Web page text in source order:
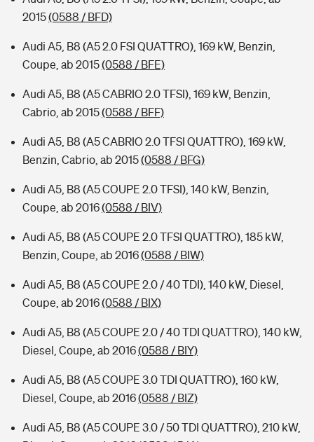
2015(0588 / BFD)
Audi A5, B8 (A5 2.0 FSI QUATTRO), 169 kW, Benzin,
Coupe, ab 2015(0588 / BFE)
Audi A5, B8 (A5 CABRIO 2.0 TFSI), 169 kW, Benzin,
Cabrio, ab 2015(0588 / BFF)
Audi A5, B8 (A5 CABRIO 2.0 TFSI QUATTRO), 169 kW,
Benzin, Cabrio, ab 2015(0588 / BFG)
Audi A5, B8 (A5 COUPE 2.0 TFSI), 140 kW, Benzin,
Coupe, ab 2016(0588 / BIV)
Audi A5, B8 (A5 COUPE 2.0 TFSI QUATTRO), 185 kW,
Benzin, Coupe, ab 2016(0588 / BIW)
Audi A5, B8 (A5 COUPE 2.0 / 40 TDI), 140 kW, Diesel,
Coupe, ab 2016(0588 / BIX)
Audi A5, B8 (A5 COUPE 2.0 / 40 TDI QUATTRO), 140 kW,
Diesel, Coupe, ab 2016(0588 / BIY)
Audi A5, B8 (A5 COUPE 3.0 TDI QUATTRO), 160 kW,
Diesel, Coupe, ab 2016(0588 / BIZ)
Audi A5, B8 (A5 COUPE 3.0 / 50 TDI QUATTRO), 210 kW,